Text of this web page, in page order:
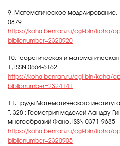
9. Математическое моделирование. —
0879
https://koha.benran.ru/cgi-bin/koha/
biblionumber=2320920
10. Теоретическая и
1, ISSN 0564-6162
https://koha.benran.ru/cgi-bin/koha/
biblionumber=2324141
11. Труды Математического
Т. 328 : Геометрия моделей Ландау-
многообразий Фано, ISSN 0371-9685
https://koha.benran.ru/cgi-bin/koha/
biblionumber=2320905